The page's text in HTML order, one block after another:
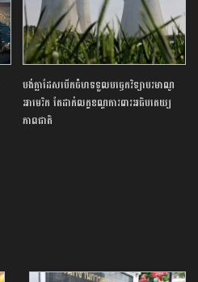
បង់ក្លាដែស​បើកចំហ​ទទួល​បច្ចេកវិទ្យា​បរមាណូ​
អាមេរិក​ តែ​ដាក់​លក្ខខណ្ឌ​ការពារ​អធិបតេយ្យ
ភាព​ជាតិ​